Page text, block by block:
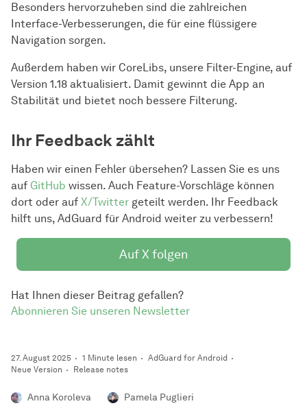
Besonders hervorzuheben sind die zahlreichen
Interface-Verbesserungen, die für eine flüssigere
Navigation sorgen.
Außerdem haben wir CoreLibs, unsere Filter-Engine, auf
Version 1.18 aktualisiert. Damit gewinnt die App an
Stabilität und bietet noch bessere Filterung.
Ihr Feedback zählt
Haben wir einen Fehler übersehen? Lassen Sie es uns
auf GitHub wissen. Auch Feature-Vorschläge können
dort oder auf X/Twitter geteilt werden. Ihr Feedback
hilft uns, AdGuard für Android weiter zu verbessern!
Auf X folgen
Hat Ihnen dieser Beitrag gefallen?
Abonnieren Sie unseren Newsletter
27. August 2025 1 Minute lesen
AdGuard for Android
Neue Version
Release notes
Anna Koroleva Pamela Puglieri